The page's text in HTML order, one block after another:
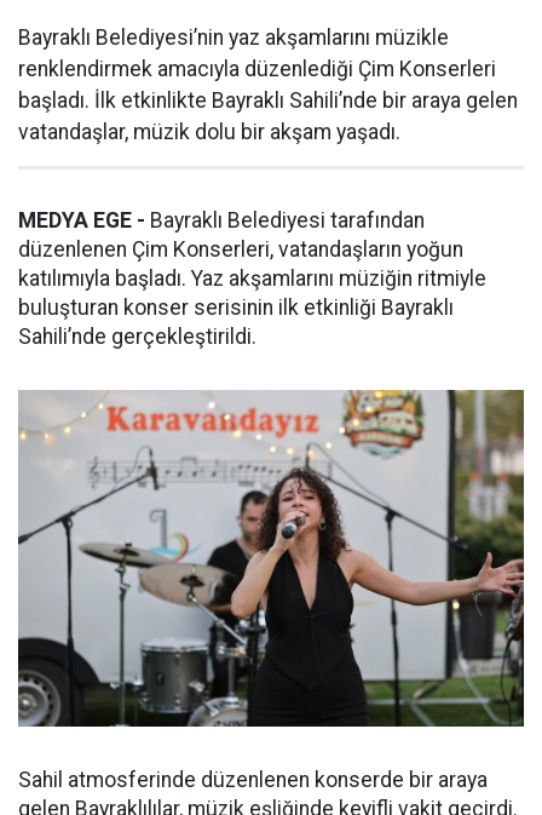
Bayraklı Belediyesi’nin yaz akşamlarını müzikle
renklendirmek amacıyla düzenlediği Çim Konserleri
başladı. İlk etkinlikte Bayraklı Sahili’nde bir araya gelen
vatandaşlar, müzik dolu bir akşam yaşadı.
MEDYA EGE - Bayraklı Belediyesi tarafından
düzenlenen Çim Konserleri, vatandaşların yoğun
katılımıyla başladı. Yaz akşamlarını müziğin ritmiyle
buluşturan konser serisinin ilk etkinliği Bayraklı
Sahili’nde gerçekleştirildi.
Sahil atmosferinde düzenlenen konserde bir araya
gelen Bayraklılılar, müzik eşliğinde keyifli vakit geçirdi.